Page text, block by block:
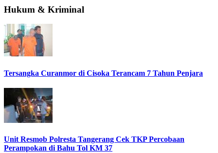
Hukum & Kriminal
Tersangka Curanmor di Cisoka Terancam 7 Tahun Penjara
Unit Resmob Polresta Tangerang Cek TKP Percobaan
Perampokan di Bahu Tol KM 37